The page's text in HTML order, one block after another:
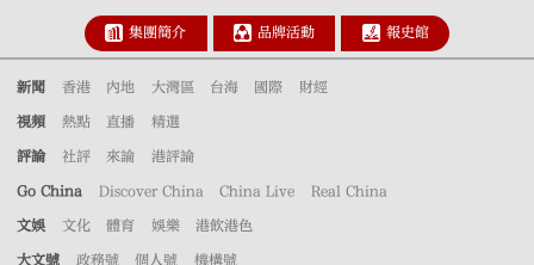
集團簡介 品牌活動 報史館
新聞 香港 內地 大灣區 台海 國際 財經
視頻 熱點 直播 精選
評論 社評 來論 港評論
Go China Discover China China Live Real China
文娛 文化 體育 娛樂 港飲港色
大文號 政務號 個人號 機構號